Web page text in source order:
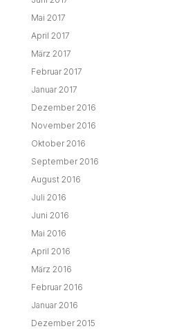
Mai 2017
April 2017
März 2017
Februar 2017
Januar 2017
Dezember 2016
November 2016
Oktober 2016
September 2016
August 2016
Juli 2016
Juni 2016
Mai 2016
April 2016
März 2016
Februar 2016
Januar 2016
Dezember 2015